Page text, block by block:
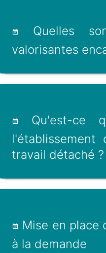
Quelles
valorisantes
Qu'est-ce
l'établissement
travail détaché ?
Mise en place
à la demande